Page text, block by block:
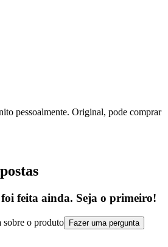
pessoalmente. Original, pode comprar
feita ainda. Seja o primeiro!
sobre o produto Fazer uma pergunta